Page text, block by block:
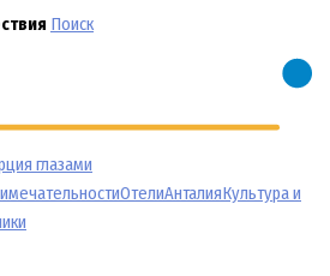
Поиск
глазами
ОтелиАнталияКультура и